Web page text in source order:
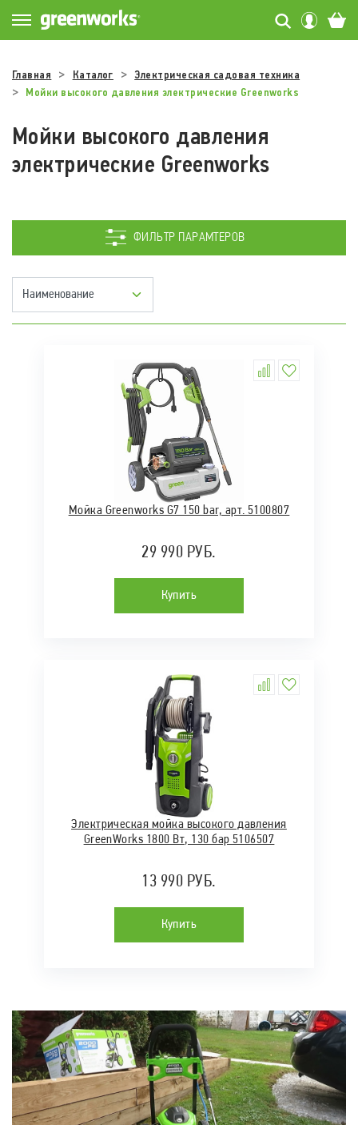
Главная Каталог
Электрическая садовая техника
Мойки высокого давления электрические Greenworks
Мойки высокого давления
электрические Greenworks
ФИЛЬТР ПАРАМТЕРОВ
Мойка Greenworks G7 150 bar, арт. 5100807
29 990 РУБ.
Купить
Электрическая мойка высокого давления
GreenWorks 1800 Вт, 130 бар 5106507
13 990 РУБ.
Купить